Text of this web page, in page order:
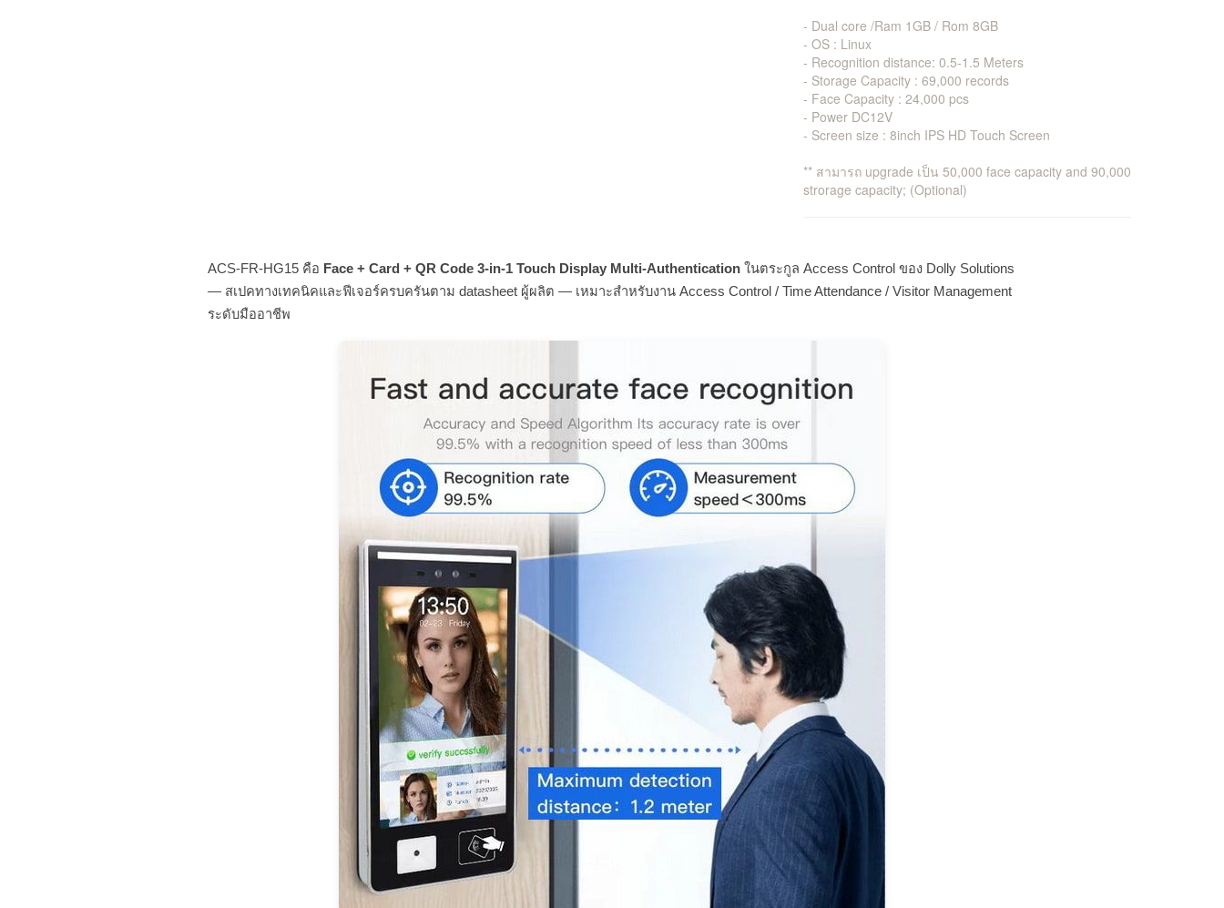
- Dual core /Ram 1GB / Rom 8GB
- OS : Linux
- Recognition distance: 0.5-1.5 Meters
- Storage Capacity : 69,000 records
- Face Capacity : 24,000 pcs
- Power DC12V
- Screen size : 8inch IPS HD Touch Screen
** สามารถ upgrade เป็น 50,000 face capacity and 90,000
strorage capacity; (Optional)
ACS-FR-HG15 คือ Face + Card + QR Code 3-in-1 Touch Display Multi-Authentication ในตระกูล Access Control ของ Dolly Solutions
— สเปคทางเทคนิคและฟีเจอร์ครบครันตาม datasheet ผู้ผลิต — เหมาะสำหรับงาน Access Control / Time Attendance / Visitor Management
ระดับมืออาชีพ